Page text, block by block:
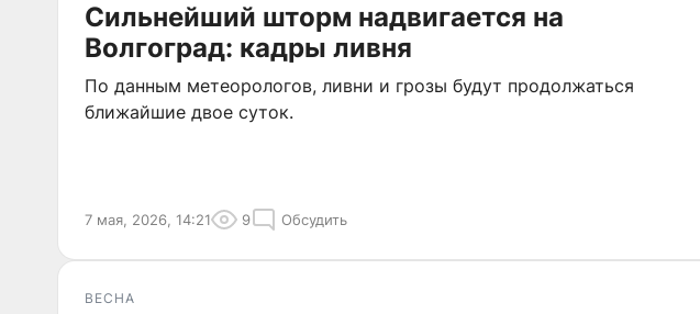
Сильнейший шторм надвигается на
Волгоград: кадры ливня
По данным метеорологов, ливни и грозы будут продолжаться
ближайшие двое суток.
7 мая, 2026, 14:21 9 Обсудить
ВЕСНА